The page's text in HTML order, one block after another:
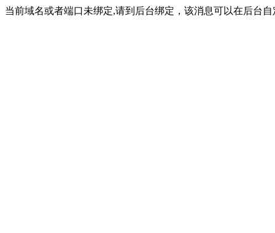
当前域名或者端口未绑定,请到后台绑定，该消息可以在后台自